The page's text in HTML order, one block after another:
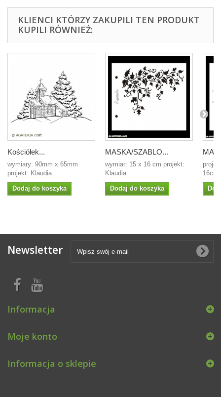
KLIENCI KTÓRZY ZAKUPILI TEN PRODUKT
KUPILI RÓWNIEŻ:
Kościółek...
wymiary: 90mm x 65mm
projekt: Klaudia
Dodaj do koszyka
MASKA/SZABLO...
wymiar: 15 x 16 cm projekt:
Klaudia
Dodaj do koszyka
16cm
Newsletter
Informacja
Moje konto
Informacja o sklepie